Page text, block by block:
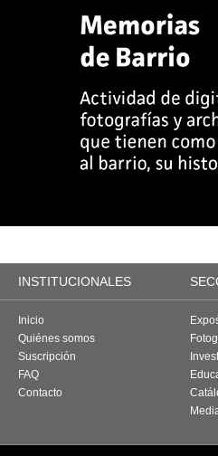
INSTITUCIONALES
Inicio
Quiénes somos
Suscripción
FAQ
Contacto